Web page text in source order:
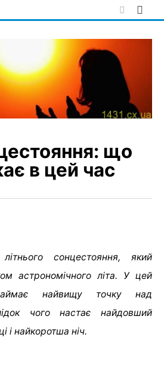
що
в цей час
сонцестояння, який
астрономічного літа. У цей
найвищу точку над
чого настає найдовший
і найкоротша ніч.